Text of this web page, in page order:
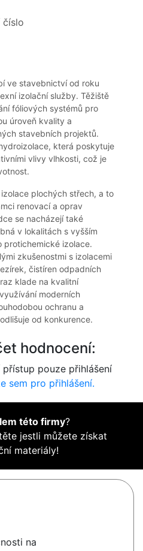
číslo
ve stavebnictví od roku
izolační služby. Těžiště
fóliových systémů pro
úroveň kvality a
stavebních projektů.
která poskytuje
vlivy vlhkosti, což je
plochých střech, a to
renovací a oprav
se nacházejí také
v lokalitách s vyšším
protichemické izolace.
zkušenostmi s izolacemi
čistíren odpadních
klade na kvalitní
moderních
ochranu a
odlišuje od konkurence.
hodnocení:
pouze přihlášení
sem pro přihlášení.
této firmy?
jestli můžete získat
materiály!
na